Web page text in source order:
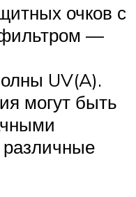
очков с
—
UV(A).
могут быть